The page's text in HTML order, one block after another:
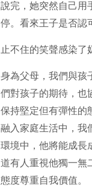
說完，她突然自己用
停。看來王子是否認
止不住的笑聲感染了
身為父母，我們與孩
們對孩子的期待，也
保持堅定但有彈性的
融入家庭生活中，我
環境中，他將能成長
道有人重視他獨一無
態度尊重自我價值。